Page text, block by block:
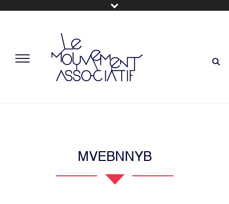
MVEBNNYB